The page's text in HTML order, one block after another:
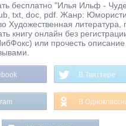
бесплатно "Илья Ильф -
txt, doc, pdf. Жанр:
Художественная литература,
книгу онлайн без
или прочесть описание
В Твиттере
В